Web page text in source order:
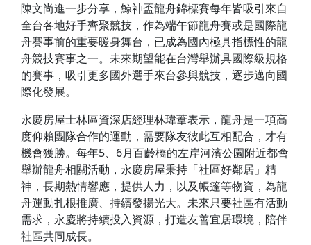
陳文尚進一步分享，鯨神盃龍舟錦標賽每年皆吸引來自
全台各地好手齊聚競技，作為端午節龍舟賽或是國際龍
舟賽事前的重要暖身舞台，已成為國內極具指標性的龍
舟競技賽事之一。未來期望能在台灣舉辦具國際級規格
的賽事，吸引更多國外選手來台參與競技，逐步邁向國
際化發展。
永慶房屋士林區資深店經理林瑋葦表示，龍舟是一項高
度仰賴團隊合作的運動，需要隊友彼此互相配合，才有
機會獲勝。每年5、6月百齡橋的左岸河濱公園附近都會
舉辦龍舟相關活動，永慶房屋秉持「社區好鄰居」精
神，長期熱情響應，提供人力，以及帳篷等物資，為龍
舟運動扎根推廣、持續發揚光大。未來只要社區有活動
需求，永慶將持續投入資源，打造友善宜居環境，陪伴
社區共同成長。